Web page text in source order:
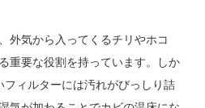
外気から入ってくるチリやホコ
重要な役割を持っています。しか
フィルターには汚れがびっしり詰